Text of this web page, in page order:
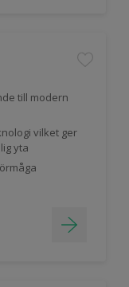
till modern
vilket ger
yta